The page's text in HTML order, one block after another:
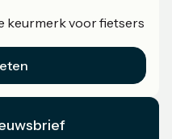
keurmerk voor fietsers